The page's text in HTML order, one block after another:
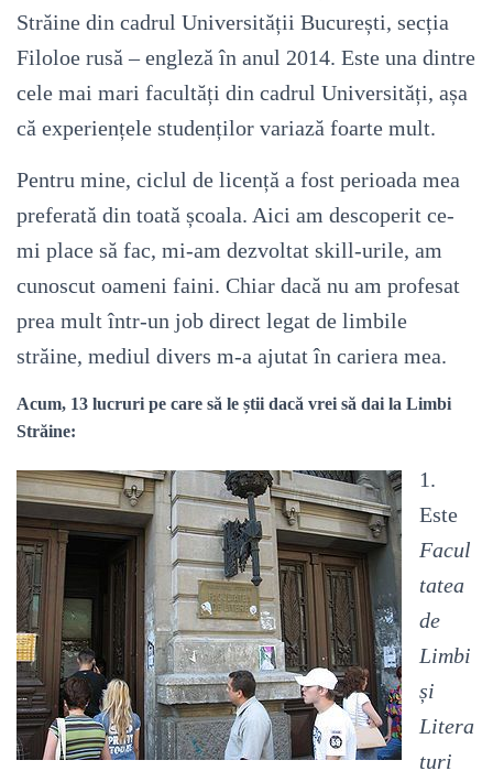
Străine din cadrul Universității București, secția
Filoloe rusă – engleză în anul 2014. Este una dintre
cele mai mari facultăți din cadrul Universități, așa
că experiențele studenților variază foarte mult.
Pentru mine, ciclul de licență a fost perioada mea
preferată din toată școala. Aici am descoperit ce-
mi place să fac, mi-am dezvoltat skill-urile, am
cunoscut oameni faini. Chiar dacă nu am profesat
prea mult într-un job direct legat de limbile
străine, mediul divers m-a ajutat în cariera mea.
Acum, 13 lucruri pe care să le știi dacă vrei să dai la Limbi
Străine:
1.
Este
Facul
tatea
de
Limbi
și
Litera
turi